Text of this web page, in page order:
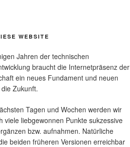
WEBSITE
Jahren der technischen
braucht die Internetpräsenz der
ein neues Fundament und neuen
Zukunft.
Tagen und Wochen werden wir
viele liebgewonnen Punkte sukzessive
bzw. aufnahmen. Natürliche
beiden früheren Versionen erreichbar